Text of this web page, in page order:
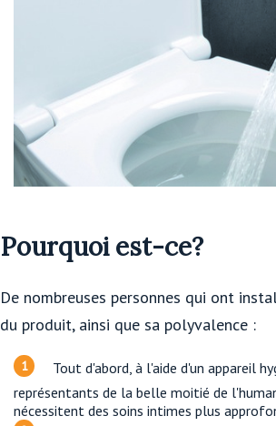
Pourquoi est-ce?
De nombreuses personnes qui ont
du produit, ainsi que sa polyvalence :
Tout d'abord, à l'aide d'un appareil
représentants de la belle moitié de
nécessitent des soins intimes plus